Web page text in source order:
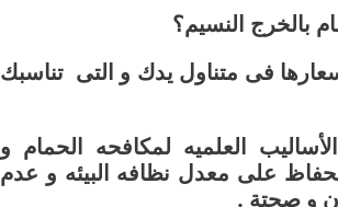
بالخرج النسيم؟
فى متناول يدك و التى تناسبك
العلميه لمكافحه الحمام و
على معدل نظافه البيئه و عدم
و صحتة .